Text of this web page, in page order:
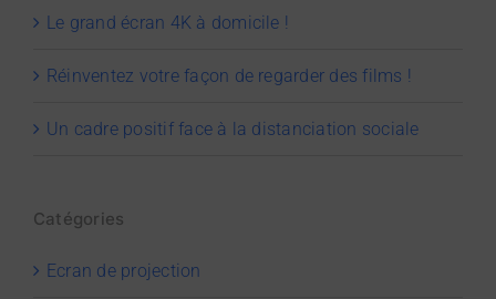
Le grand écran 4K à domicile !
Réinventez votre façon de regarder des films !
Un cadre positif face à la distanciation sociale
Catégories
Ecran de projection